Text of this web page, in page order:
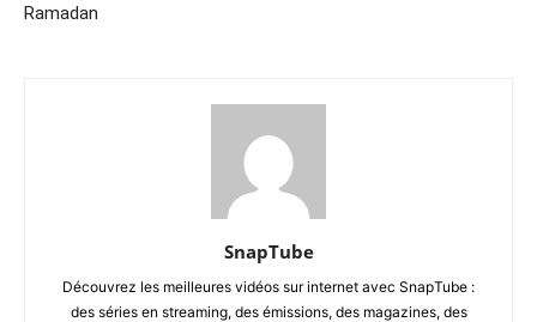
Ramadan
SnapTube
Découvrez les meilleures vidéos sur internet avec SnapTube :
des séries en streaming, des émissions, des magazines, des